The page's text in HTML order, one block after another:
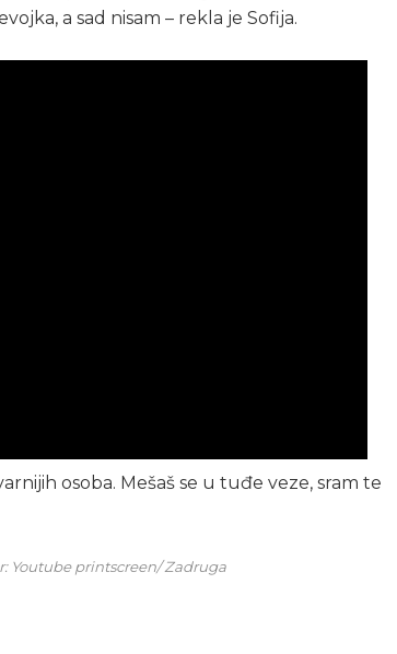
a sad nisam – rekla je Sofija.
osoba. Mešaš se u tuđe veze, sram te
Youtube printscreen/ Zadruga